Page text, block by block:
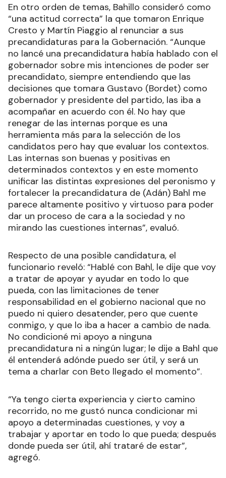
En otro orden de temas, Bahillo consideró como
“una actitud correcta” la que tomaron Enrique
Cresto y Martín Piaggio al renunciar a sus
precandidaturas para la Gobernación. “Aunque
no lancé una precandidatura había hablado con el
gobernador sobre mis intenciones de poder ser
precandidato, siempre entendiendo que las
decisiones que tomara Gustavo (Bordet) como
gobernador y presidente del partido, las iba a
acompañar en acuerdo con él. No hay que
renegar de las internas porque es una
herramienta más para la selección de los
candidatos pero hay que evaluar los contextos.
Las internas son buenas y positivas en
determinados contextos y en este momento
unificar las distintas expresiones del peronismo y
fortalecer la precandidatura de (Adán) Bahl me
parece altamente positivo y virtuoso para poder
dar un proceso de cara a la sociedad y no
mirando las cuestiones internas”, evaluó.
Respecto de una posible candidatura, el
funcionario reveló: “Hablé con Bahl, le dije que voy
a tratar de apoyar y ayudar en todo lo que
pueda, con las limitaciones de tener
responsabilidad en el gobierno nacional que no
puedo ni quiero desatender, pero que cuente
conmigo, y que lo iba a hacer a cambio de nada.
No condicioné mi apoyo a ninguna
precandidatura ni a ningún lugar; le dije a Bahl que
él entenderá adónde puedo ser útil, y será un
tema a charlar con Beto llegado el momento”.
“Ya tengo cierta experiencia y cierto camino
recorrido, no me gustó nunca condicionar mi
apoyo a determinadas cuestiones, y voy a
trabajar y aportar en todo lo que pueda; después
donde pueda ser útil, ahí trataré de estar”,
agregó.